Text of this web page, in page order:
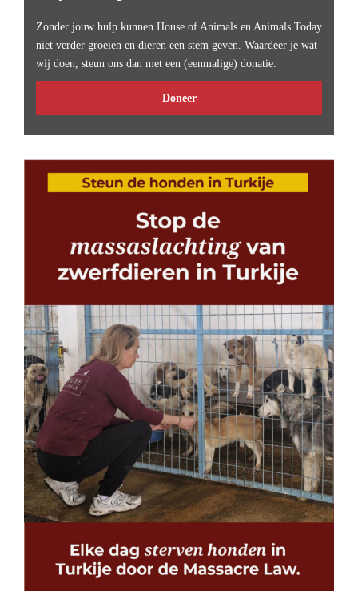
Zonder jouw hulp kunnen House of Animals en Animals Today
niet verder groeien en dieren een stem geven. Waardeer je wat
wij doen, steun ons dan met een (eenmalige) donatie.
Doneer